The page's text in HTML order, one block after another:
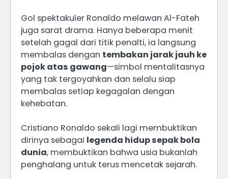
Gol spektakuler Ronaldo melawan Al-Fateh
juga sarat drama. Hanya beberapa menit
setelah gagal dari titik penalti, ia langsung
membalas dengan tembakan jarak jauh ke
pojok atas gawang—simbol mentalitasnya
yang tak tergoyahkan dan selalu siap
membalas setiap kegagalan dengan
kehebatan.
Cristiano Ronaldo sekali lagi membuktikan
dirinya sebagai legenda hidup sepak bola
dunia, membuktikan bahwa usia bukanlah
penghalang untuk terus mencetak sejarah.